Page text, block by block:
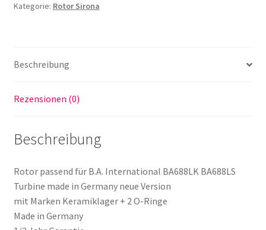
BA688LS
Germany
Kategorie: Rotor Sirona
Beschreibung
Rezensionen (0)
Beschreibung
Rotor passend für B.A. International BA688LK BA688LS
Turbine made in Germany neue Version
mit Marken Keramiklager + 2 O-Ringe
Made in Germany